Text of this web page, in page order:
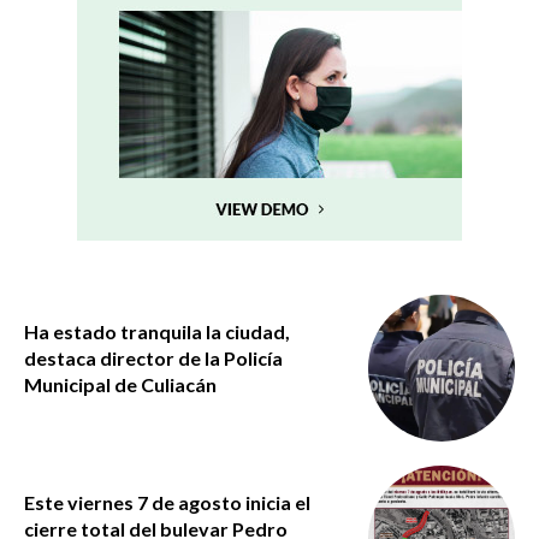
Ha estado tranquila la ciudad,
destaca director de la Policía
Municipal de Culiacán
Este viernes 7 de agosto inicia el
cierre total del bulevar Pedro